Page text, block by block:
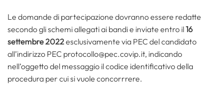
Le domande di partecipazione dovranno essere redatte
secondo gli schemi allegati ai bandi e inviate entro il16
settembre 2022esclusivamente via PEC del candidato
all’indirizzo PEC protocollo@pec.covip.it, indicando
nell’oggetto del messaggio il codice identificativo della
procedura per cui si vuole concorrrere.